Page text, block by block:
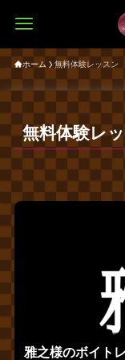
ホーム 無料体験レッスン
無料体験レ
雅之様のボイト